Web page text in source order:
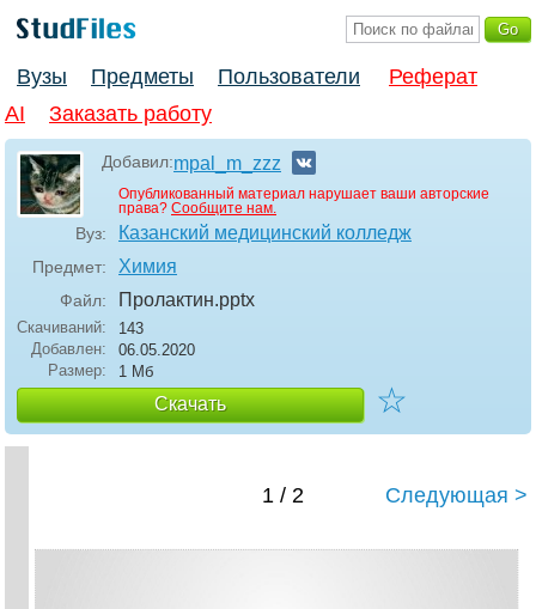
Вузы Предметы Пользователи
Реферат
AI
Заказать работу
Добавил:mpal_m_zzz
Опубликованный материал нарушает ваши авторские
права? Сообщите нам.
Вуз: Казанский медицинский колледж
Предмет: Химия
Файл: Пролактин.pptx
Скачиваний:
143
Добавлен:
06.05.2020
Размер:
1 Мб
Скачать ☆
1 / 2 Следующая >